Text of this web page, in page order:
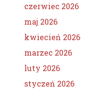
czerwiec 2026
maj 2026
kwiecień 2026
marzec 2026
luty 2026
styczeń 2026